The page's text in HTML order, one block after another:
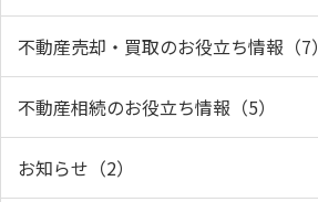
不動産売却・買取のお役立ち情報（7）
不動産相続のお役立ち情報（5）
お知らせ（2）